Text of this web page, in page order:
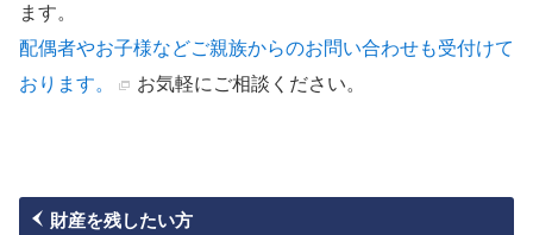
ます。
配偶者やお子様などご親族からのお問い合わせも受付けて
おります。
お気軽にご相談ください。
財産を残したい方